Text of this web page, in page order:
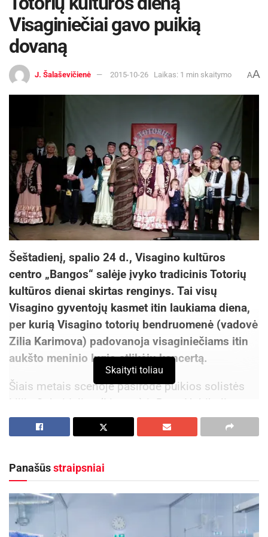
Visaginiečiai gavo puikią
dovaną
J. Šalaševičienė 2015-10-26 Laikas: 1 min skaitymo AA
Šeštadienį, spalio 24 d., Visagino kultūros
centro „Bangos“ salėje įvyko tradicinis Totorių
kultūros dienai skirtas renginys. Tai visų
Visagino gyventojų kasmet itin laukiama diena,
per kurią Visagino totorių bendruomenė (vadovė
Zilia Karimova) padovanoja visaginiečiams itin
aukšto meninio lygio atlikėjų koncertą.
Šiais metais scenoje pasirodė puikios solistės
Lilija Gubaidulina (Lietuva) ir Roza Habibulina
(Rusija). Greta šių profesionalių vokalisčių
scenoje pasirodė ir Visagino kultūros centro
meno kolektyvas „Miras“ (vadovė Irina
profesionaliai atliekamų kūrinių, bet ir lyg
švelnus upelis čiurlenančios totorių kalbos.
Skaityti toliau
Panašūsstraipsniai